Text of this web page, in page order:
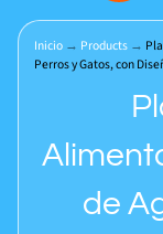
Inicio → Products →
Perros y Gatos, con
de